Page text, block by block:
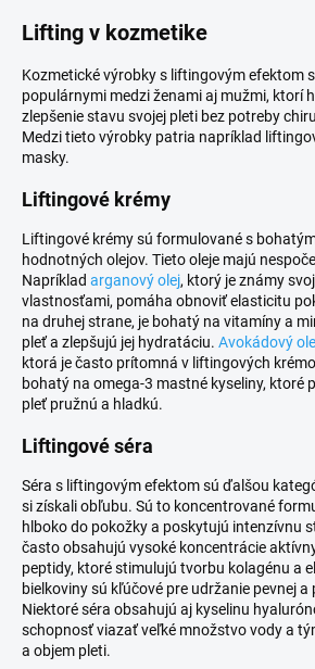
Lifting v kozmetike
Kozmetické výrobky s liftingovým efektom
populárnymi medzi ženami aj mužmi, ktorí
zlepšenie stavu svojej pleti bez potreby
Medzi tieto výrobky patria napríklad
masky.
Liftingové krémy
Liftingové krémy sú formulované s
hodnotných olejov. Tieto oleje majú
Napríklad arganový olej, ktorý je známy
vlastnosťami, pomáha obnoviť elasticitu
na druhej strane, je bohatý na vitamíny a
pleť a zlepšujú jej hydratáciu. Avokádový
ktorá je často prítomná v liftingových
bohatý na omega-3 mastné kyseliny, ktoré
pleť pružnú a hladkú.
Liftingové séra
Séra s liftingovým efektom sú ďalšou
si získali obľubu. Sú to koncentrované
hlboko do pokožky a poskytujú intenzívnu
často obsahujú vysoké koncentrácie
peptidy, ktoré stimulujú tvorbu kolagénu a
bielkoviny sú kľúčové pre udržanie pevnej a
Niektoré séra obsahujú aj kyselinu
schopnosť viazať veľké množstvo vody a
a objem pleti.